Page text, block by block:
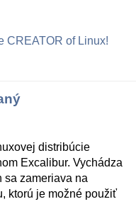
CREATOR of Linux!
distribúcie
Excalibur. Vychádza
sa zameriava na
ktorú je možné použiť